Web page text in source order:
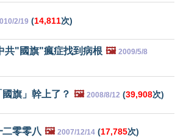
2/19 (14,811次)
共"國旗"瘋症找到病根 🖼️ 2009/5/8
旗」幹上了？ 🖼️ 2008/8/12 (39,908次)
零零八 🖼️ 2007/12/14 (17,785次)